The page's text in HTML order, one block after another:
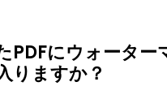
PDFにウォーター
りますか？